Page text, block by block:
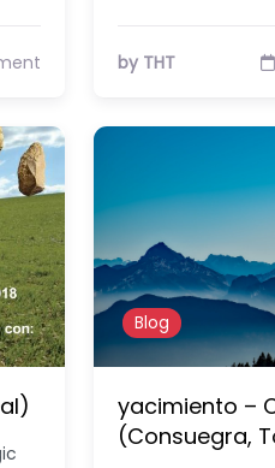
by THT
Blog
yacimiento –
(Consuegra,